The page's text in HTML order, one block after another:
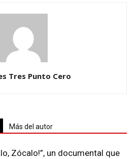
Tres Punto Cero
Más del autor
Zócalo!”, un documental que